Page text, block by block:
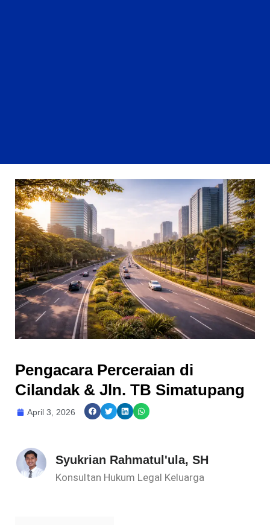
Pengacara Perceraian di
Cilandak & Jln. TB Simatupang
April 3, 2026
Syukrian Rahmatul'ula, SH
Konsultan Hukum Legal Keluarga